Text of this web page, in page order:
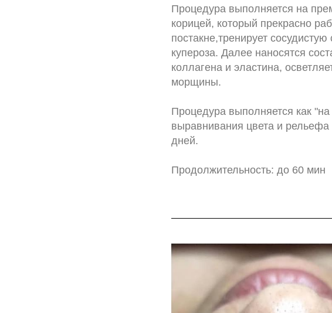
Процедура выполняется на
корицей, который прекрасно
постакне,тренирует
купероза. Далее наносятся
коллагена и эластина,
морщины.
Процедура выполняется как
выравнивания цвета и рельефа
дней.
Продолжительность: до 60 мин